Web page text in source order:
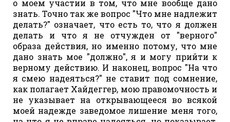
о моем участии в том, что мне вообще дано
знать. Точно так же вопрос "Что мне надлежит
делать?" означает, что есть то, что я должен
делать и что я не отчужден от "верного"
образа действия, но именно потому, что мне
дано знать мое "должно", я и могу прийти к
верному действию. И наконец, вопрос "На что
я смею надеяться?" не ставит под сомнение,
как полагает Хайдеггер, мою правомочность и
не указывает на открывающееся во всякой
моей надежде заведомое лишение меня того,